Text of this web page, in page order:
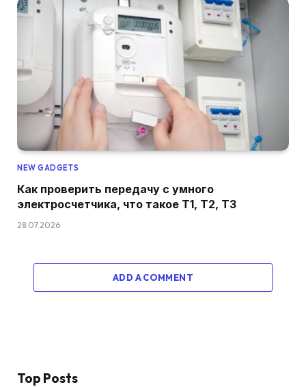
NEW GADGETS
Как проверить передачу с умного
электросчетчика, что такое T1, T2, T3
28.07.2026
ADD A COMMENT
Top Posts